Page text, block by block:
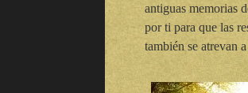
antiguas memorias
por ti para que las
también se atrevan